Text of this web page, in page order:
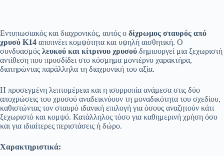
Εντυπωσιακός και διαχρονικός, αυτός ο δίχρωμος σταυρός από
χρυσό Κ14 αποπνέει κομψότητα και υψηλή αισθητική. Ο
συνδυασμός λευκού και κίτρινου χρυσού δημιουργεί μια ξεχωριστή
αντίθεση που προσδίδει στο κόσμημα μοντέρνο χαρακτήρα,
διατηρώντας παράλληλα τη διαχρονική του αξία.
Η προσεγμένη λεπτομέρεια και η ισορροπία ανάμεσα στις δύο
αποχρώσεις του χρυσού αναδεικνύουν τη μοναδικότητα του σχεδίου,
καθιστώντας τον σταυρό ιδανική επιλογή για όσους αναζητούν κάτι
ξεχωριστό και κομψό. Κατάλληλος τόσο για καθημερινή χρήση όσο
και για ιδιαίτερες περιστάσεις ή δώρο.
Χαρακτηριστικά: